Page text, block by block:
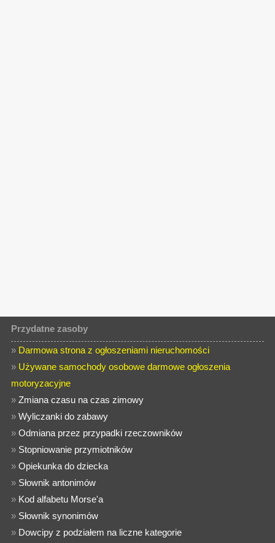
Przydatne zasoby
» Darmowa strona z ogłoszeniami nieruchomości
» Używane samochody osobowe darmowe ogłoszenia
motoryzacyjne
»Zmiana czasu na czas zimowy
»Wyliczanki do zabawy
»Odmiana przez przypadki rzeczowników
» Stopniowanie przymiotników
»Opiekunka do dziecka
» Słownik antonimów
» Kod alfabetu Morse'a
» Słownik synonimów
» Dowcipy z podziałem na liczne kategorie